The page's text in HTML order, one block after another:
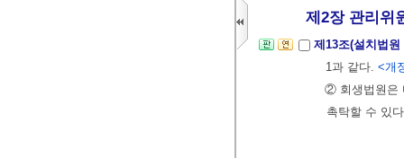
제2장 관리위
제13조(설치법
1과 같다. <개
② 회생법원은
촉탁할 수 있